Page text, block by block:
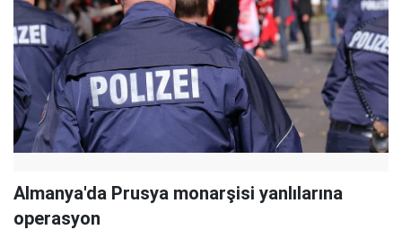
Almanya'da Prusya monarşisi yanlılarına
operasyon